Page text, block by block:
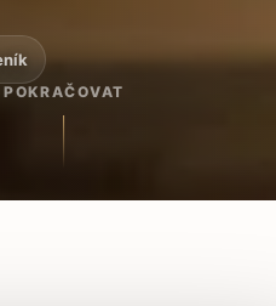
POKRAČOVAT